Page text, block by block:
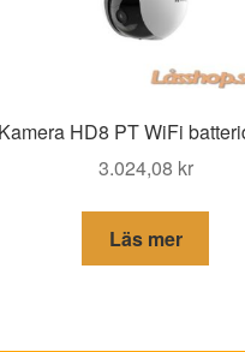
Kamera HD8 PT WiFi
3.024,08 kr
Läs mer